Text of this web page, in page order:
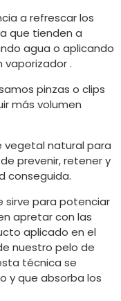
a refrescar los
que tienden a
agua o aplicando
.
pinzas o clips
más volumen
vegetal natural para
prevenir, retener y
conseguida.
sirve para potenciar
apretar con las
aplicado en el
nuestro pelo de
técnica se
y que absorba los